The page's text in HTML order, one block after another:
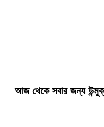
আজ থেকে সবার জন্য